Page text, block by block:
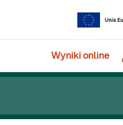
Wyniki online